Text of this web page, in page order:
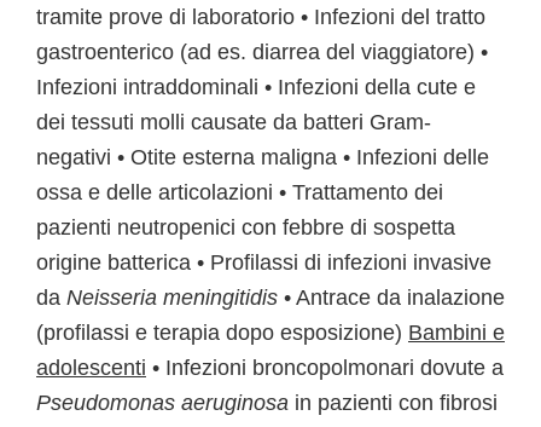
tramite prove di laboratorio • Infezioni del tratto
gastroenterico (ad es. diarrea del viaggiatore) •
Infezioni intraddominali • Infezioni della cute e
dei tessuti molli causate da batteri Gram-
negativi • Otite esterna maligna • Infezioni delle
ossa e delle articolazioni • Trattamento dei
pazienti neutropenici con febbre di sospetta
origine batterica • Profilassi di infezioni invasive
da Neisseria meningitidis • Antrace da inalazione
(profilassi e terapia dopo esposizione) Bambini e
adolescenti • Infezioni broncopolmonari dovute a
Pseudomonas aeruginosa in pazienti con fibrosi